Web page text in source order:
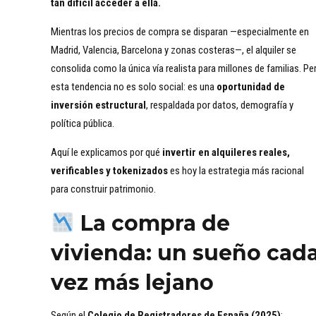
tan difícil acceder a ella.
Mientras los precios de compra se disparan —especialmente en
Madrid, Valencia, Barcelona y zonas costeras—, el alquiler se
consolida como la única vía realista para millones de familias.
esta tendencia no es solo social: es una oportunidad de
inversión estructural, respaldada por datos, demografía y
política pública.
Aquí le explicamos por qué invertir en alquileres reales,
verificables y tokenizadoses hoy la estrategia más racional
para construir patrimonio.
La compra de
vivienda: un sueño
vez más lejano